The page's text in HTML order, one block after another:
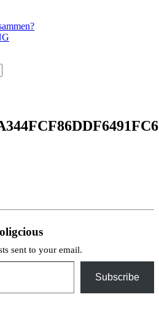
sent to your email.
Subscribe